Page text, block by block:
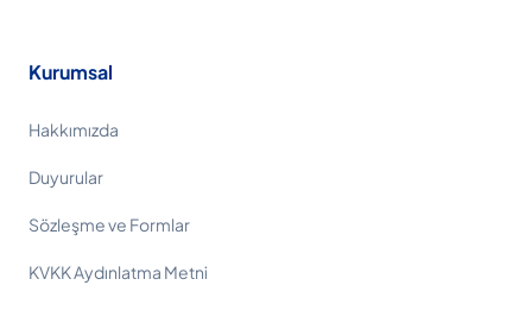
Kurumsal
Hakkımızda
Duyurular
Sözleşme ve Formlar
KVKK Aydınlatma Metni